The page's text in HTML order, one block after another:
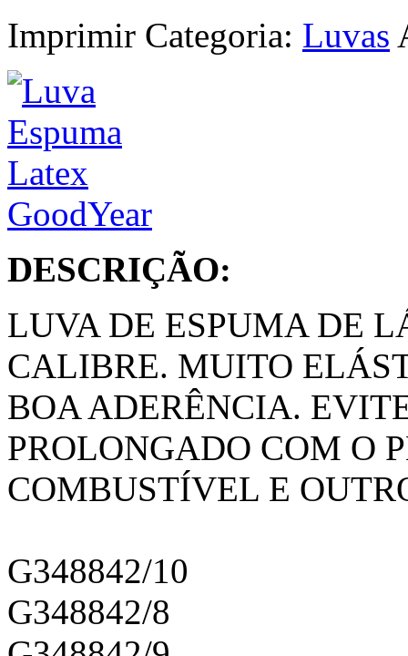
Imprimir Categoria: Luvas
DESCRIÇÃO:
LUVA DE ESPUMA DE
CALIBRE. MUITO
BOA ADERÊNCIA.
PROLONGADO COM O
COMBUSTÍVEL E
G348842/10
G348842/8